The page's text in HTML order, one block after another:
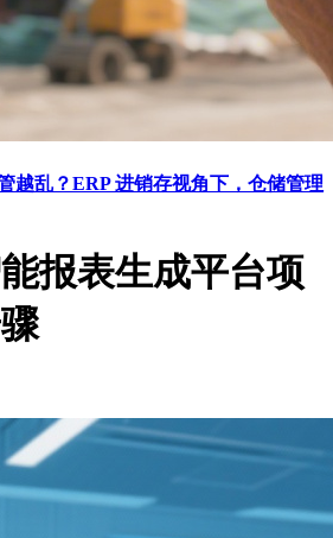
越乱？ERP 进销存视角下，仓储管理
报表生成平台项